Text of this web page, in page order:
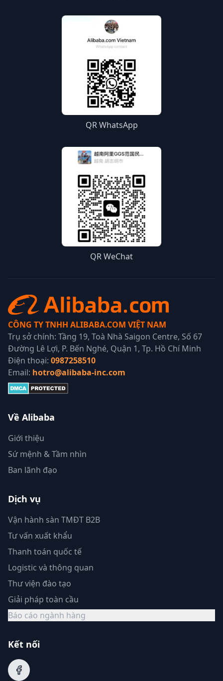
QR WhatsApp
QR WeChat
CÔNG TY TNHH ALIBABA.COM VIỆT NAM
Trụ sở chính: Tầng 19, Toà Nhà Saigon Centre, Số 67
Đường Lê Lợi, P. Bến Nghé, Quận 1, Tp. Hồ Chí Minh
Điện thoại: 0987258510
Email: hotro@alibaba-inc.com
Về Alibaba
Giới thiệu
Sứ mệnh & Tầm nhìn
Ban lãnh đạo
Dịch vụ
Vận hành sàn TMĐT B2B
Tư vấn xuất khẩu
Thanh toán quốc tế
Logistic và thông quan
Thư viện đào tạo
Giải pháp toàn cầu
Báo cáo ngành hàng
Kết nối